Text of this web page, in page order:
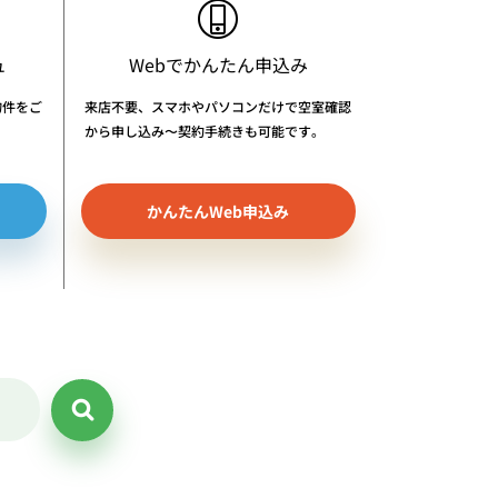
をご
Webでかんたん申込み
来店不要、スマホやパソコンだけで空室確認
から申し込み〜契約手続きも可能です。
かんたんWeb申込み